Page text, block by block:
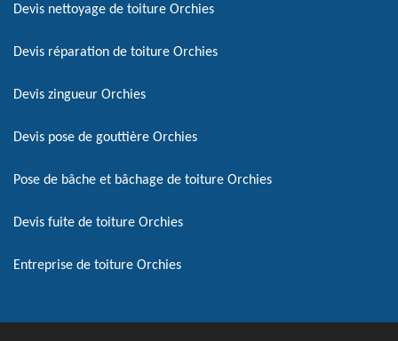
Devis nettoyage de toiture Orchies
Devis réparation de toiture Orchies
Devis zingueur Orchies
Devis pose de gouttière Orchies
Pose de bâche et bâchage de toiture Orchies
Devis fuite de toiture Orchies
Entreprise de toiture Orchies